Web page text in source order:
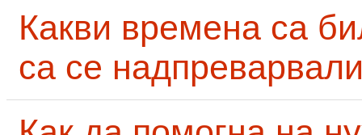
Какви времена са
са се